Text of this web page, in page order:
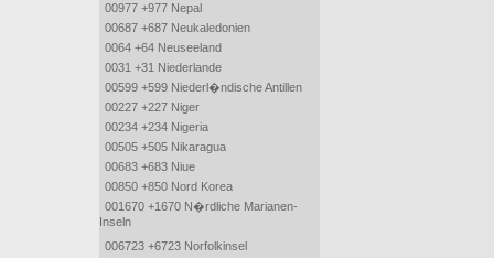
00977 +977 Nepal
00687 +687 Neukaledonien
0064 +64 Neuseeland
0031 +31 Niederlande
00599 +599 Niederl�ndische Antillen
00227 +227 Niger
00234 +234 Nigeria
00505 +505 Nikaragua
00683 +683 Niue
00850 +850 Nord Korea
001670 +1670 N�rdliche Marianen-
Inseln
006723 +6723 Norfolkinsel